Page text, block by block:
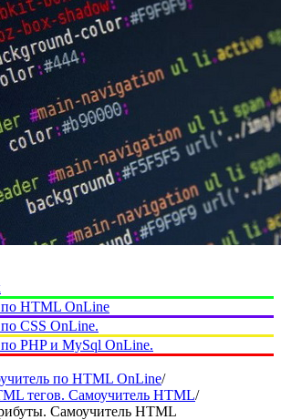
HTML OnLine
CSS OnLine.
PHP и MySql OnLine.
по HTML OnLine/
тегов. Самоучитель HTML/
Самоучитель HTML